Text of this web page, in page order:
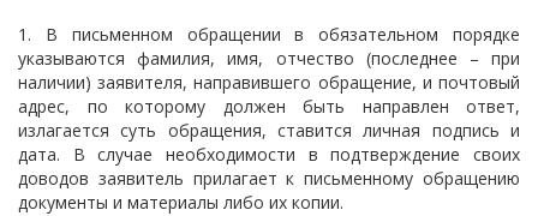
1. В письменном обращении в обязательном порядке
указываются фамилия, имя, отчество (последнее – при
наличии) заявителя, направившего обращение, и почтовый
адрес, по которому должен быть направлен ответ,
излагается суть обращения, ставится личная подпись и
дата. В случае необходимости в подтверждение своих
доводов заявитель прилагает к письменному обращению
документы и материалы либо их копии.